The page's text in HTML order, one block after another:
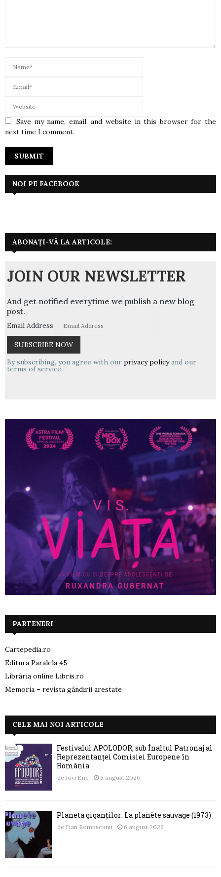
Save my name, email, and website in this browser for the
next time I comment.
NOI PE FACEBOOK
ABONAȚI-VĂ LA ARTICOLE:
JOIN OUR NEWSLETTER
And get notified everytime we publish a new blog
post.
Email Address
By subscribing, you agree with our privacy policyand our
terms of service.
PARTENERI
Cartepedia.ro
Editura Paralela 45
Librăria online Libris.ro
Memoria – revista gândirii arestate
CELE MAI NOI ARTICOLE
Festivalul APOLODOR, sub Înaltul Patronaj al
Reprezentanței Comisiei Europene în
România
de Jovi Ene 6 august 2026
Planeta giganților: La planète sauvage (1973)
de Dan Romascanu 6 august 2026